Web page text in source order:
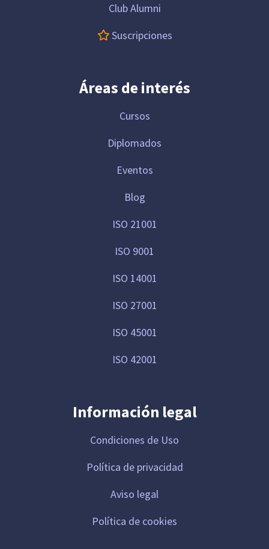
Club Alumni
Suscripciones
Áreas de interés
Cursos
Diplomados
Eventos
Blog
ISO 21001
ISO 9001
ISO 14001
ISO 27001
ISO 45001
ISO 42001
Información legal
Condiciones de Uso
Política de privacidad
Aviso legal
Política de cookies